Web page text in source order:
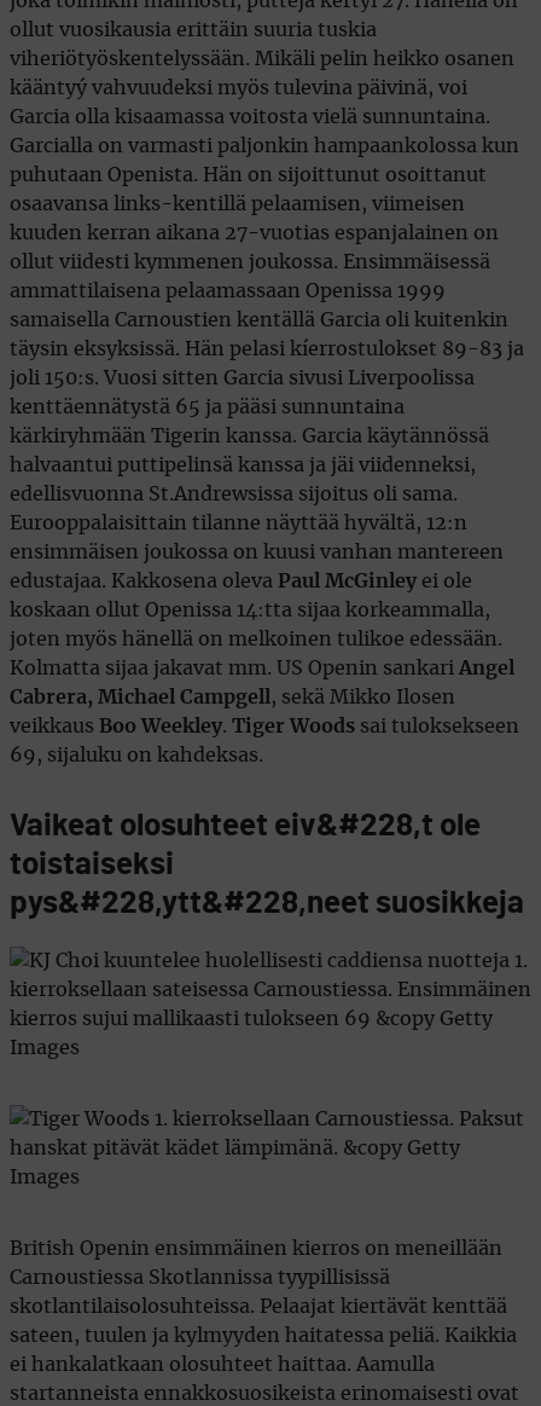
ollut vuosikausia erittäin suuria tuskia
viheriötyöskentelyssään. Mikäli pelin heikko osanen
kääntyý vahvuudeksi myös tulevina päivinä, voi
Garcia olla kisaamassa voitosta vielä sunnuntaina.
Garcialla on varmasti paljonkin hampaankolossa kun
puhutaan Openista. Hän on sijoittunut osoittanut
osaavansa links-kentillä pelaamisen, viimeisen
kuuden kerran aikana 27-vuotias espanjalainen on
ollut viidesti kymmenen joukossa. Ensimmäisessä
ammattilaisena pelaamassaan Openissa 1999
samaisella Carnoustien kentällä Garcia oli kuitenkin
täysin eksyksissä. Hän pelasi kíerrostulokset 89-83 ja
joli 150:s. Vuosi sitten Garcia sivusi Liverpoolissa
kenttäennätystä 65 ja pääsi sunnuntaina
kärkiryhmään Tigerin kanssa. Garcia käytännössä
halvaantui puttipelinsä kanssa ja jäi viidenneksi,
edellisvuonna St.Andrewsissa sijoitus oli sama.
Eurooppalaisittain tilanne näyttää hyvältä, 12:n
ensimmäisen joukossa on kuusi vanhan mantereen
edustajaa. Kakkosena oleva Paul McGinley ei ole
koskaan ollut Openissa 14:tta sijaa korkeammalla,
joten myös hänellä on melkoinen tulikoe edessään.
Kolmatta sijaa jakavat mm. US Openin sankari Angel
Cabrera, Michael Campgell
, sekä Mikko Ilosen
veikkaus Boo Weekley. Tiger Woods sai tuloksekseen
69, sijaluku on kahdeksas.
Vaikeat olosuhteet eiv&#228,t ole
toistaiseksi
pys&#228,ytt&#228,neet suosikkeja
British Openin ensimmäinen kierros on meneillään
Carnoustiessa Skotlannissa tyypillisissä
skotlantilaisolosuhteissa. Pelaajat kiertävät kenttää
sateen, tuulen ja kylmyyden haitatessa peliä. Kaikkia
ei hankalatkaan olosuhteet haittaa. Aamulla
startanneista ennakkosuosikeista erinomaisesti ovat